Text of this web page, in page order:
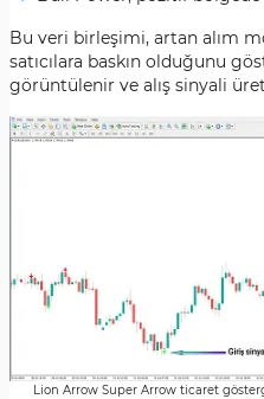
Bu veri birleşimi, artan alım
satıcılara baskın olduğunu
görüntülenir ve alış sinyali
Lion Arrow Super Arrow ticaret